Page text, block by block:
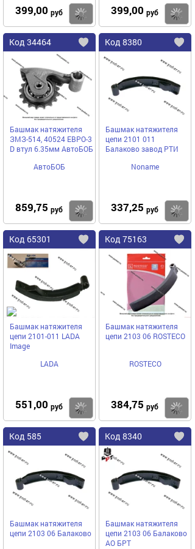
399,00 руб Купить
399,00 руб
Код 34464
Добавить
избранное
Башмак натяжителя
ЗМЗ-514, 40524 ЕВРО-3
D втул 6.35мм АвтоБОБ
АвтоБОБ
859,75 руб Купить
Код 8380
Башмак натяжителя
цепи 2101 011
Балаково завод РТИ
Noname
337,25 руб
Код 65301
Добавить
избранное
Башмак натяжителя
цепи 2101-011 LADA
Image
LADA
551,00 руб Купить
Код 75163
Башмак натяжителя
цепи 2103 06 ROSTECO
ROSTECO
384,75 руб
Код 585
Добавить
избранное
Башмак натяжителя
цепи 2103 06 Балаково
Код 8340
Башмак натяжителя
цепи 2103 06 Балаково
АО БРТ